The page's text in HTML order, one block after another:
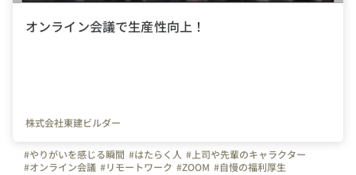
オンライン会議で生産性向上！
株式会社東建ビルダー
#やりがいを感じる瞬間 #はたらく人 #上司や先輩のキャラクター
#オンライン会議 #リモートワーク #ZOOM #自慢の福利厚生